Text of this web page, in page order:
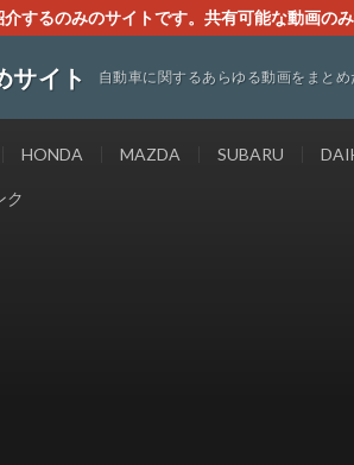
するのみのサイトです。共有可能な動画
サイト 自動車に関するあらゆる動画をまとめ
HONDA MAZDA SUBARU
ク